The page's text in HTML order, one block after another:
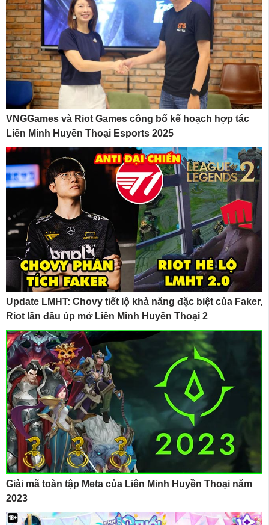
VNGGames và Riot Games công bố kế hoạch hợp tác
Liên Minh Huyền Thoại Esports 2025
Update LMHT: Chovy tiết lộ khả năng đặc biệt của Faker,
Riot lần đầu úp mở Liên Minh Huyền Thoại 2
Giải mã toàn tập Meta của Liên Minh Huyền Thoại năm
2023